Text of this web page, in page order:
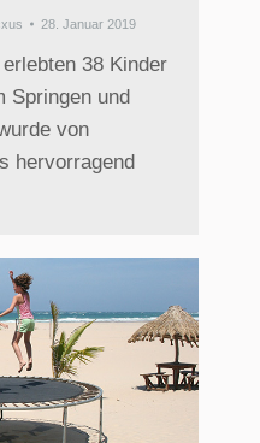
28. Januar 2019
38 Kinder
Springen und
von
hervorragend